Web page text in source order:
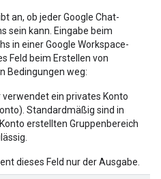
an, ob jeder Google Chat-
sein kann. Eingabe beim
in einer Google Workspace-
Feld beim Erstellen von
Bedingungen weg:
ein privates Konto
Standardmäßig sind in
erstellten Gruppenbereich
dieses Feld nur der Ausgabe.